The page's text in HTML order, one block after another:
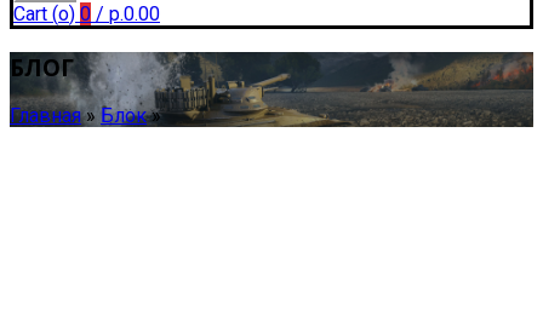
Cart (o) 0 / р.0.00
БЛОГ
Главная» Блок»